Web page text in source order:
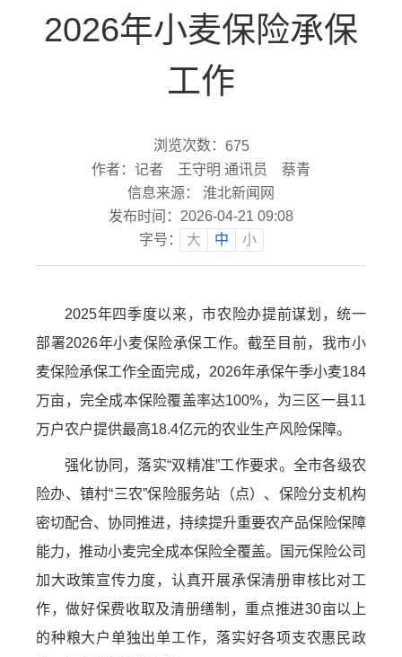
2026年小麦保险承保
工作
浏览次数： 675
作者：记者 王守明 通讯员 蔡青
信息来源： 淮北新闻网
发布时间：2026-04-21 09:08
字号：
大 中 小
2025年四季度以来，市农险办提前谋划，统一
部署2026年小麦保险承保工作。截至目前，我市小
麦保险承保工作全面完成，2026年承保午季小麦184
万亩，完全成本保险覆盖率达100%，为三区一县11
万户农户提供最高18.4亿元的农业生产风险保障。
强化协同，落实“双精准”工作要求。全市各级农
险办、镇村“三农”保险服务站（点）、保险分支机构
密切配合、协同推进，持续提升重要农产品保险保障
能力，推动小麦完全成本保险全覆盖。国元保险公司
加大政策宣传力度，认真开展承保清册审核比对工
作，做好保费收取及清册缮制，重点推进30亩以上
的种粮大户单独出单工作，落实好各项支农惠民政